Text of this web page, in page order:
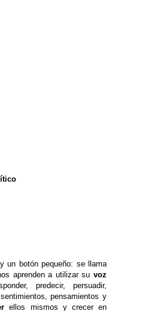
un botón pequeño: se llama
aprenden a utilizar su voz
predecir, persuadir,
pensamientos y
ellos mismos y crecer en